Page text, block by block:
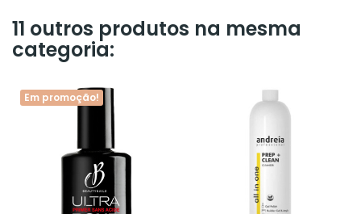
11 outros produtos na mesma
categoria:
Em promoção!